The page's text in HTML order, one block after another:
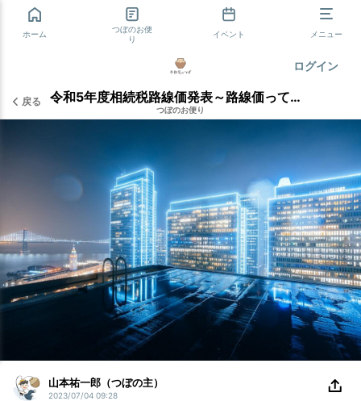
ホーム
つぼのお便
り
イベント メニュー
ログイン
戻る 令和5年度相続税路線価発表～路線価ってなに？～
つぼのお便り
山本祐一郎（つぼの主）
2023/07/04 09:28